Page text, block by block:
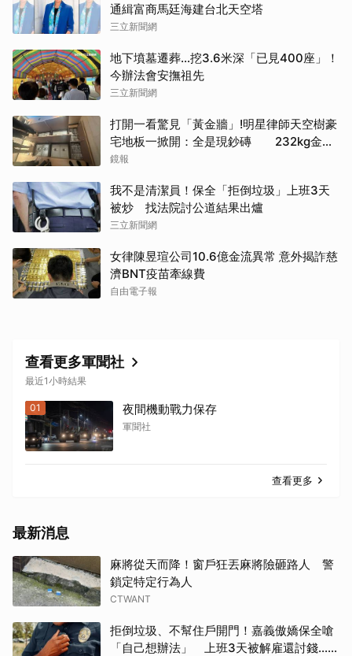
通緝富商馬廷海建台北天空塔
三立新聞網
地下墳墓遷葬…挖3.6米深「已見400座」！
今辦法會安撫祖先
三立新聞網
打開一看驚見「黃金牆」!明星律師天空樹豪
宅地板一掀開：全是現鈔磚 232kg金山
震撼影像曝
鏡報
我不是清潔員！保全「拒倒垃圾」上班3天
被炒 找法院討公道結果出爐
三立新聞網
女律陳昱瑄公司10.6億金流異常 意外揭詐慈
濟BNT疫苗牽線費
自由電子報
查看更多軍聞社
最近1小時結果
01 夜間機動戰力保存
軍聞社
查看更多
最新消息
麻將從天而降！窗戶狂丟麻將險砸路人 警
鎖定特定行為人
CTWANT
拒倒垃圾、不幫住戶開門！嘉義傲嬌保全嗆
「自己想辦法」 上班3天被解雇還討錢...法
取消